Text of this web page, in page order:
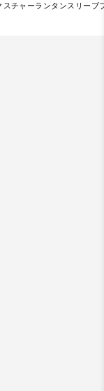
スチャーランタンスリーブ